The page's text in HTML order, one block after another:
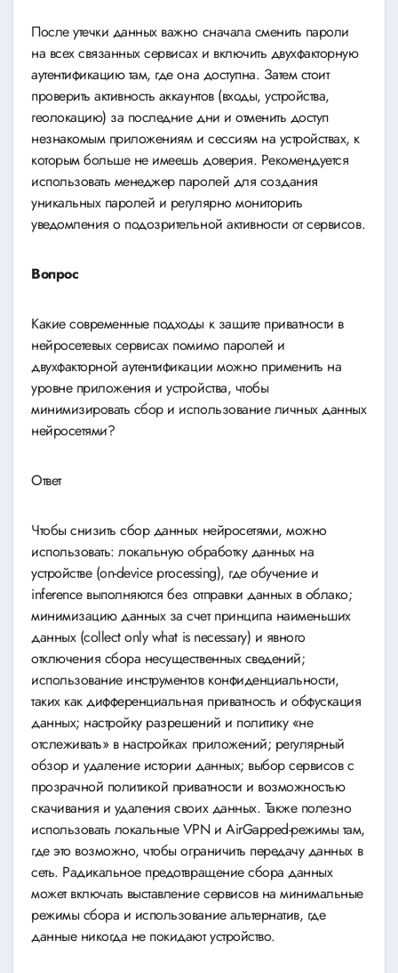
После утечки данных важно сначала сменить пароли
на всех связанных сервисах и включить двухфакторную
аутентификацию там, где она доступна. Затем стоит
проверить активность аккаунтов (входы, устройства,
геолокацию) за последние дни и отменить доступ
незнакомым приложениям и сессиям на устройствах, к
которым больше не имеешь доверия. Рекомендуется
использовать менеджер паролей для создания
уникальных паролей и регулярно мониторить
уведомления о подозрительной активности от сервисов.
Вопрос
Какие современные подходы к защите приватности в
нейросетевых сервисах помимо паролей и
двухфакторной аутентификации можно применить на
уровне приложения и устройства, чтобы
минимизировать сбор и использование личных данных
нейросетями?
Ответ
Чтобы снизить сбор данных нейросетями, можно
использовать: локальную обработку данных на
устройстве (on-device processing), где обучение и
inference выполняются без отправки данных в облако;
минимизацию данных за счет принципа наименьших
данных (collect only what is necessary) и явного
отключения сбора несущественных сведений;
использование инструментов конфиденциальности,
таких как дифференциальная приватность и обфускация
данных; настройку разрешений и политику «не
отслеживать» в настройках приложений; регулярный
обзор и удаление истории данных; выбор сервисов с
прозрачной политикой приватности и возможностью
скачивания и удаления своих данных. Также полезно
использовать локальные VPN и AirGapped-режимы там,
где это возможно, чтобы ограничить передачу данных в
сеть. Радикальное предотвращение сбора данных
может включать выставление сервисов на минимальные
режимы сбора и использование альтернатив, где
данные никогда не покидают устройство.